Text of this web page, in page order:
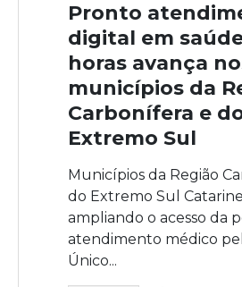
Pronto
digital em
horas avança
municípios da
Carbonífera e
Extremo Sul
Municípios da Região
do Extremo Sul
ampliando o acesso da
atendimento médico
Único...